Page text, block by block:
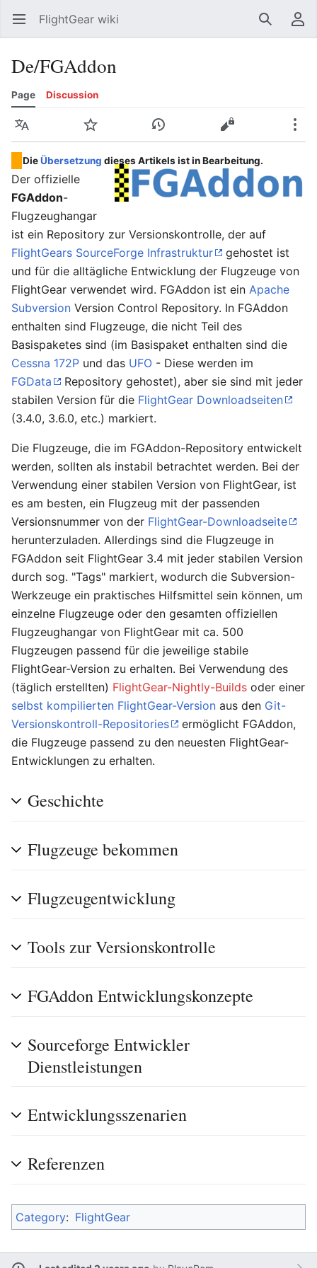
Open main menu FlightGear wiki SearchUser menu
De/FGAddon
Page Discussion
Language Watch History Edit
DieÜbersetzung dieses Artikels ist in Bearbeitung.
Der offizielle
FGAddon-
Flugzeughangar
ist ein Repository zur Versionskontrolle, der auf
FlightGears SourceForge Infrastruktur
gehostet ist
und für die alltägliche Entwicklung der Flugzeuge von
FlightGear verwendet wird. FGAddon ist ein Apache
Subversion Version Control Repository. In FGAddon
enthalten sind Flugzeuge, die nicht Teil des
Basispaketes sind (im Basispaket enthalten sind die
Cessna 172P und das UFO - Diese werden im
FGData
Repository gehostet), aber sie sind mit jeder
stabilen Version für die FlightGear Downloadseiten
(3.4.0, 3.6.0, etc.) markiert.
Die Flugzeuge, die im FGAddon-Repository entwickelt
werden, sollten als instabil betrachtet werden. Bei der
Verwendung einer stabilen Version von FlightGear, ist
es am besten, ein Flugzeug mit der passenden
Versionsnummer von der FlightGear-Downloadseite
herunterzuladen. Allerdings sind die Flugzeuge in
FGAddon seit FlightGear 3.4 mit jeder stabilen Version
durch sog. "Tags" markiert, wodurch die Subversion-
Werkzeuge ein praktisches Hilfsmittel sein können, um
einzelne Flugzeuge oder den gesamten offiziellen
Flugzeughangar von FlightGear mit ca. 500
Flugzeugen passend für die jeweilige stabile
FlightGear-Version zu erhalten. Bei Verwendung des
(täglich erstellten) FlightGear-Nightly-Builds oder einer
selbst kompilierten FlightGear-Version aus den Git-
Versionskontroll-Repositories
ermöglicht FGAddon,
die Flugzeuge passend zu den neuesten FlightGear-
Entwicklungen zu erhalten.
Geschichte
Flugzeuge bekommen
Flugzeugentwicklung
Tools zur Versionskontrolle
FGAddon Entwicklungskonzepte
Sourceforge Entwickler
Dienstleistungen
Entwicklungsszenarien
Referenzen
Category: FlightGear